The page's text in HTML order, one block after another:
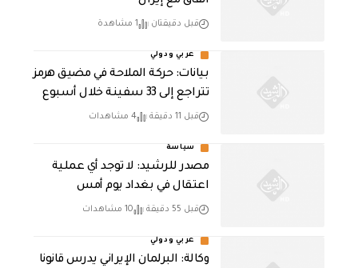
قبل دقيقتان 1 مشاهدة
عربي ودولي
بيانات: حركة الملاحة في مضيق هرمز
تتراجع إلى 33 سفينة خلال أسبوع
قبل 11 دقيقة 4 مشاهدات
سياسة
مصدر للرشيد: لا توجد أي عملية
اعتقال في بغداد يوم أمس
قبل 55 دقيقة 10 مشاهدات
عربي ودولي
وكالة: البرلمان الإيراني يدرس قانونا